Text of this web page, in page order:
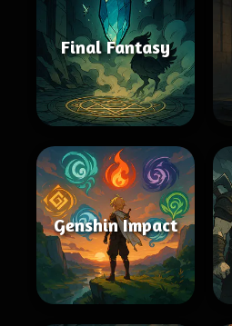
Final Fantasy
Genshin Impact